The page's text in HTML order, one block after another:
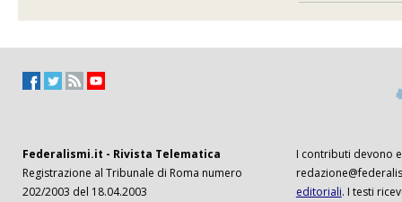
Federalismi.it - Rivista Telematica
Registrazione al Tribunale di Roma numero
202/2003 del 18.04.2003
I contributi devono
editoriali. I testi